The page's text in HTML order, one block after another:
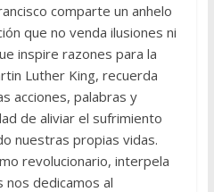
comparte un anhelo
que no venda ilusiones ni
inspire razones para la
Luther King, recuerda
acciones, palabras y
de aliviar el sufrimiento
nuestras propias vidas.
revolucionario, interpela
nos dedicamos al